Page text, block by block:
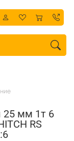
25 мм 1т 6
RS